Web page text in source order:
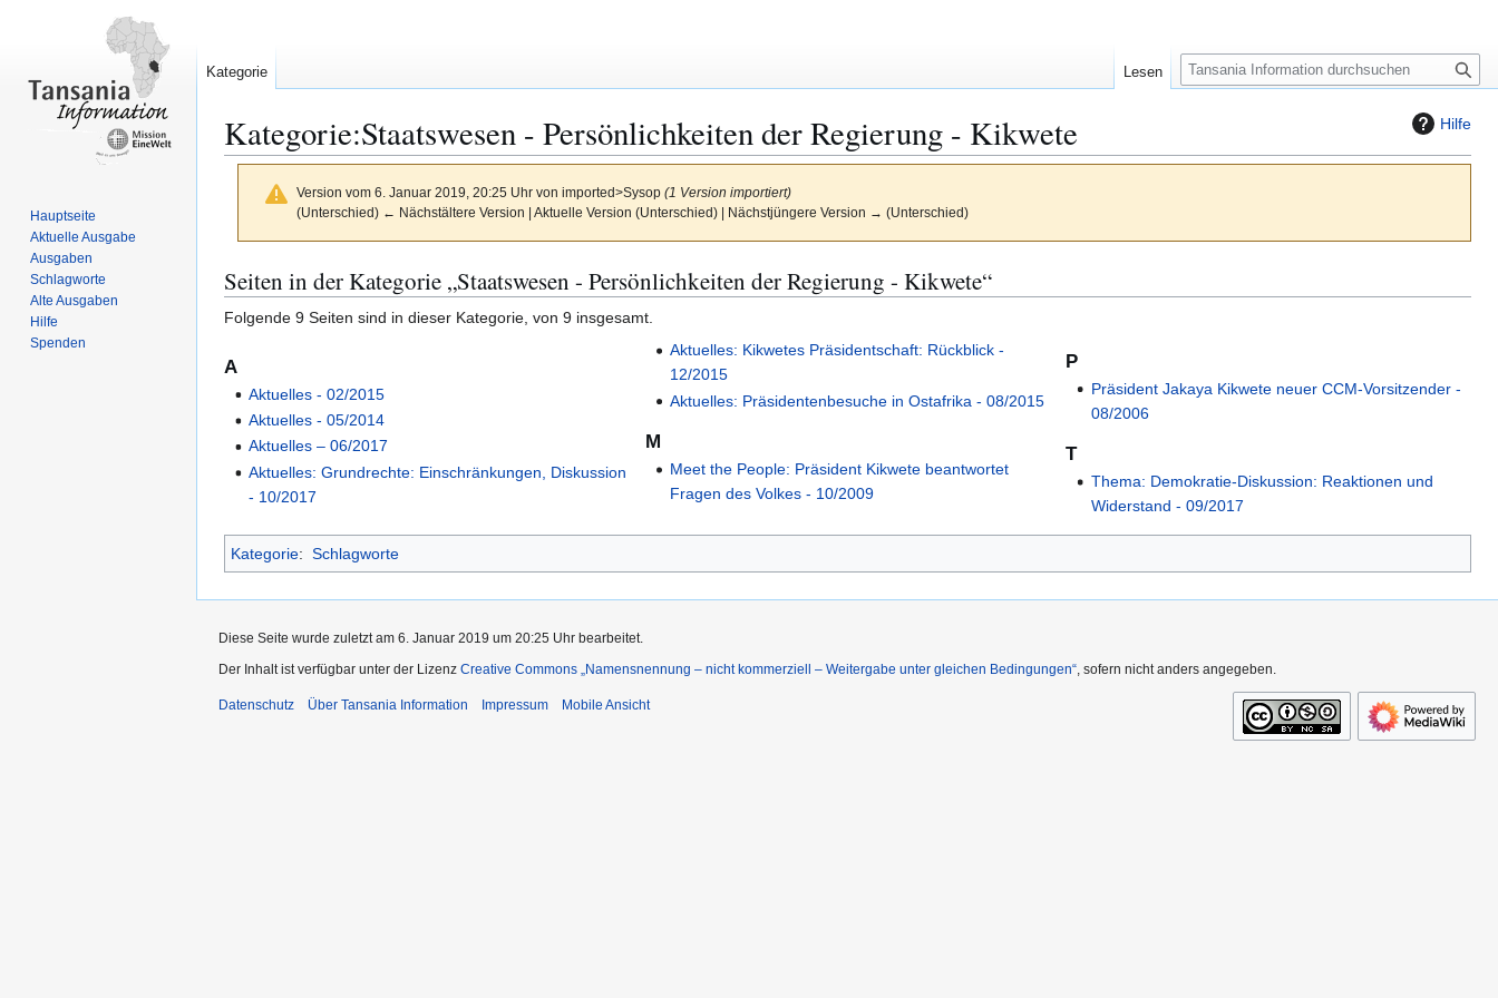
Hilfe
Kategorie:Staatswesen - Persönlichkeiten der Regierung - Kikwete
Version vom 6. Januar 2019, 20:25 Uhr von imported>Sysop (1 Version importiert)
(Unterschied) ← Nächstältere Version | Aktuelle Version (Unterschied) | Nächstjüngere Version → (Unterschied)
Zur
Navigation
springen
Zur
Suche
springen
Seiten in der Kategorie „Staatswesen - Persönlichkeiten der Regierung - Kikwete“
Folgende 9 Seiten sind in dieser Kategorie, von 9 insgesamt.
A
Aktuelles - 02/2015
Aktuelles - 05/2014
Aktuelles – 06/2017
Aktuelles: Grundrechte: Einschränkungen, Diskussion
- 10/2017
Aktuelles: Kikwetes Präsidentschaft: Rückblick -
12/2015
Aktuelles: Präsidentenbesuche in Ostafrika - 08/2015
M
Meet the People: Präsident Kikwete beantwortet
Fragen des Volkes - 10/2009
P
Präsident Jakaya Kikwete neuer CCM-Vorsitzender -
08/2006
T
Thema: Demokratie-Diskussion: Reaktionen und
Widerstand - 09/2017
Kategorie: Schlagworte
Kategorie Lesen
S
u
e
Hauptseite
Aktuelle Ausgabe
Ausgaben
Schlagworte
Alte Ausgaben
Hilfe
Spenden
Diese Seite wurde zuletzt am 6. Januar 2019 um 20:25 Uhr bearbeitet.
Der Inhalt ist verfügbar unter der Lizenz Creative Commons „Namensnennung – nicht kommerziell – Weitergabe unter gleichen Bedingungen“, sofern nicht anders angegeben.
Datenschutz Über Tansania Information Impressum Mobile Ansicht